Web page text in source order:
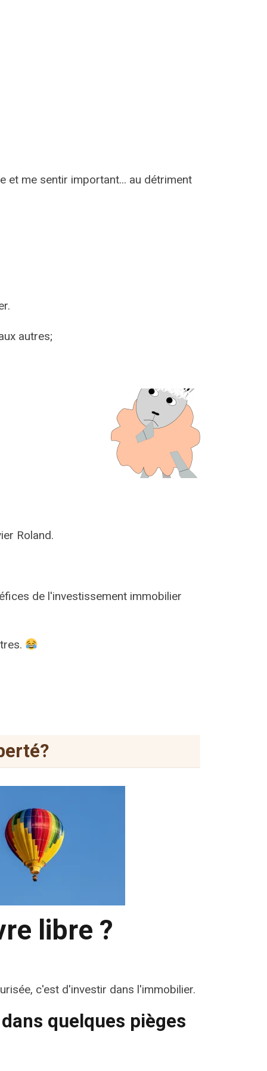
et me sentir important... au détriment
autres;
Roland.
de l'investissement immobilier
libre ?
c'est d'investir dans l'immobilier.
quelques pièges